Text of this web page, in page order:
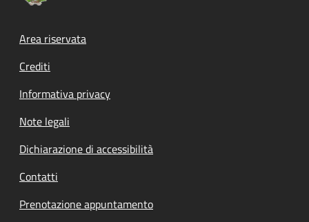
Footer menu
Area riservata
Crediti
Informativa privacy
Note legali
Dichiarazione di accessibilità
Contatti
Prenotazione appuntamento